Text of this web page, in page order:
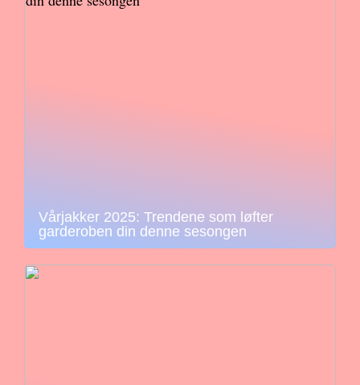
Vårjakker 2025: Trendene som løfter
garderoben din denne sesongen